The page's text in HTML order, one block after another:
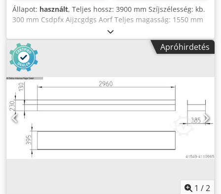
Állapot: használt, Teljes hossz: 3900 mm Szíjszélesség: kb.
300 mm Csdpfx Aijzcgdgs Aorf Teljes magasság: 1550 mm
Szállítási magasság: kb. 1130 mm
Apróhirdetés
1 /2